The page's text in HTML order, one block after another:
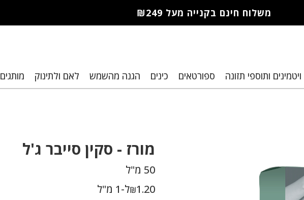
משלוח חינם בקנייה מעל ₪249
חברי מועדון מורז נהנים יותר!
10% הנחה לקנייה ראשונה
ויטמינים ותוספי תזונה ספורטאים כינים הגנה מהשמש לאם ולתינוק מותגים
מורז - סקין סייבר ג'ל
50 מ"ל
₪1.20 ל-1 מ"ל